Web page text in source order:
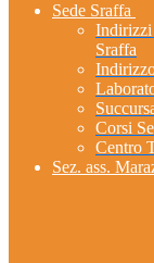
Sede Sraffa
Indirizzi
Sraffa
Corsi
Centro
Sez. ass.